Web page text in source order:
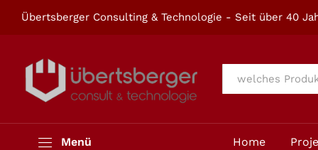
Übertsberger Consulting & Technologie - Seit über 40
Alle
Menü Home
Beschreibung